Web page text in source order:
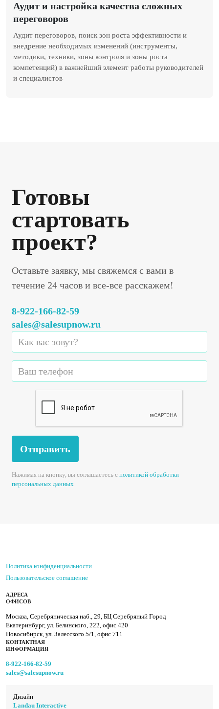
Аудит и настройка качества сложных
переговоров
Аудит переговоров, поиск зон роста эффективности и
внедрение необходимых изменений (инструменты,
методики, техники, зоны контроля и зоны роста
компетенций) в важнейший элемент работы руководителей
и специалистов
Готовы
стартовать
проект?
Оставьте заявку, мы свяжемся с вами в
течение 24 часов и все-все расскажем!
8-922-166-82-59
sales@salesupnow.ru
Отправить
Нажимая на кнопку, вы соглашаетесь с политикой обработки
персональных данных
Политика конфиденциальности
Пользовательское соглашение
АДРЕСА
ОФИСОВ
Москва, Серебряническая наб., 29, БЦ Серебряный Город
Екатеринбург, ул. Белинского, 222, офис 420
Новосибирск, ул. Залесского 5/1, офис 711
КОНТАКТНАЯ
ИНФОРМАЦИЯ
8-922-166-82-59
sales@salesupnow.ru
Дизайн
Landau Interactive